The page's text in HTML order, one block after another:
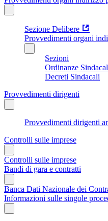
Sezione Delibere
Provvedimenti organi
Sezioni
Ordinanze
Decreti Sindacali
Provvedimenti dirigenti
Provvedimenti dirigenti
Controlli sulle imprese
Controlli sulle imprese
Bandi di gara e contratti
Banca Dati Nazionale dei
Informazioni sulle singole